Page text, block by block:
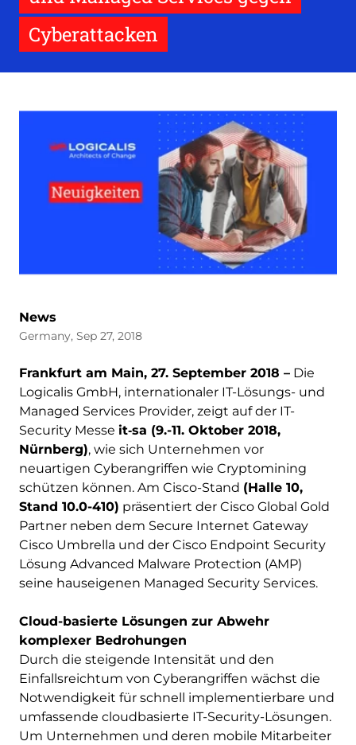
Cyberattacken
News
Germany, Sep 27, 2018
Frankfurt am Main, 27. September 2018 – Die
Logicalis GmbH, internationaler IT-Lösungs- und
Managed Services Provider, zeigt auf der IT-
Security Messe it‑sa (9.-11. Oktober 2018,
Nürnberg), wie sich Unternehmen vor
neuartigen Cyberangriffen wie Cryptomining
schützen können. Am Cisco-Stand (Halle 10,
Stand 10.0-410) präsentiert der Cisco Global Gold
Partner neben dem Secure Internet Gateway
Cisco Umbrella und der Cisco Endpoint Security
Lösung Advanced Malware Protection (AMP)
seine hauseigenen Managed Security Services.
Cloud-basierte Lösungen zur Abwehr
komplexer Bedrohungen
Durch die steigende Intensität und den
Einfallsreichtum von Cyberangriffen wächst die
Notwendigkeit für schnell implementierbare und
umfassende cloudbasierte IT-Security-Lösungen.
Um Unternehmen und deren mobile Mitarbeiter